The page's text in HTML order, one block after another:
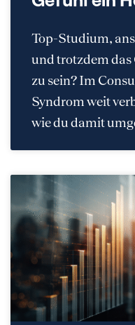
Top-Studium,
und trotzdem
zu sein? Im
Syndrom weit
wie du damit